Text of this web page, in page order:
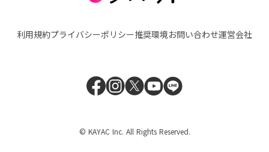
利用規約プライバシーポリシー推奨環境お問い合わせ運営会社
© KAYAC Inc. All Rights Reserved.